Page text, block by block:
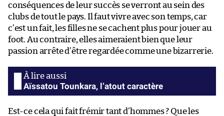
conséquences de leur succès se verront au sein des
clubs de tout le pays. Il faut vivre avec son temps, car
c’est un fait, les filles ne se cachent plus pour jouer au
foot. Au contraire, elles aimeraient bien que leur
passion arrête d’être regardée comme une bizarrerie.
Aïssatou Tounkara, l’atout caractère
Est-ce cela qui fait frémir tant d’hommes ? Que les